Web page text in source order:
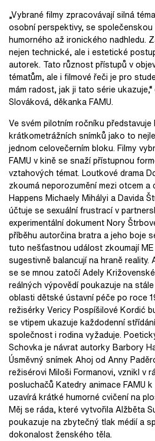
„Vybrané filmy zpracovávají silná
osobní perspektivy, se
humorného až ironického nadhledu.
nejen technické, ale i estetické
autorek. Tato různost přístupů v
tématům, ale i filmové řeči je pro
mám radost, jak ji tato série
Slováková, děkanka FAMU.
Ve svém pilotním ročníku představuje
krátkometrážních snímků jako to
jednom celovečerním bloku. Filmy
FAMU v kině se snaží přístupnou
vztahových témat. Loutkové drama
zkoumá neporozumění mezi otcem a
Happens Michaely Mihályi a Davida
účtuje se sexuální frustrací v
experimentální dokument Nory
příběhu autorčina bratra a jeho boje
tuto nešťastnou událost zkoumají
sugestivně balancují na hraně reality.
se se mnou zatočí Adely
reálných výpovědí poukazuje na
oblasti dětské ústavní péče po roce
režisérky Vericy Pospíšilové Kordić
se vtipem ukazuje každodenní
společnost i rodina vyžaduje.
Schovka je návrat autorky Barbory
Úsměvný snímek Ahoj od Anny
režisérovi Miloši Formanovi, vznikl v
posluchačů Katedry animace FAMU
uzavírá krátké humorné cvičení na
Měj se ráda, které vytvořila Alžběta
poukazuje na zbytečný tlak médií a
dokonalost ženského těla.